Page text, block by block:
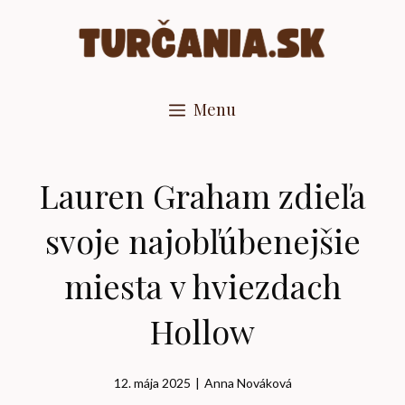
Menu
Lauren Graham zdieľa
svoje najobľúbenejšie
miesta v hviezdach
Hollow
12. mája 2025 | Anna Nováková